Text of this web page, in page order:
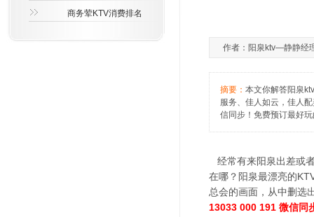
商务荤KTV消费排名
作者：阳泉ktv—静静
摘要： 本文你解答阳泉
服务、佳人如云，佳人
信同步！免费预订最好
经常有来阳泉出差或
在哪？阳泉最漂亮的
总会的画面，从中删选
13033 000 191 微信同